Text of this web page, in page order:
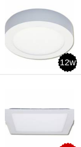
12w